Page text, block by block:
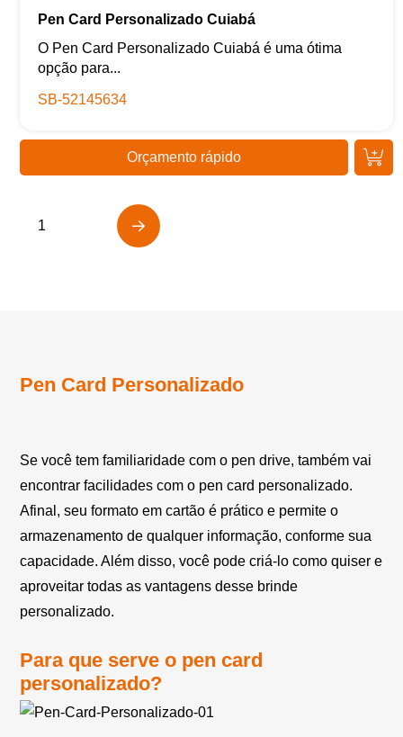
Pen Card Personalizado Cuiabá
O Pen Card Personalizado Cuiabá é uma ótima
opção para...
SB-52145634
Orçamento rápido
1 Next
Pen Card Personalizado
Se você tem familiaridade com o pen drive, também vai
encontrar facilidades com o pen card personalizado.
Afinal, seu formato em cartão é prático e permite o
armazenamento de qualquer informação, conforme sua
capacidade. Além disso, você pode criá-lo como quiser e
aproveitar todas as vantagens desse brinde
personalizado.
Para que serve o pen card
personalizado?